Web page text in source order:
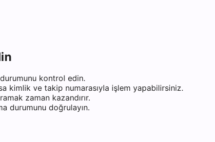
kontrol edin.
kimlik ve takip numarasıyla işlem yapabilirsiniz.
zaman kazandırır.
durumunu doğrulayın.